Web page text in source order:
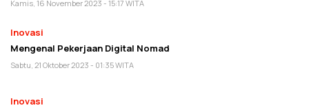
Kamis, 16 November 2023 - 15:17 WITA
Inovasi
Mengenal Pekerjaan Digital Nomad
Sabtu, 21 Oktober 2023 - 01:35 WITA
Inovasi